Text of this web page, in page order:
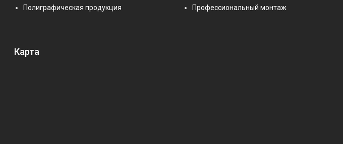
Полиграфическая продукция
Профессиональный монтаж
Карта